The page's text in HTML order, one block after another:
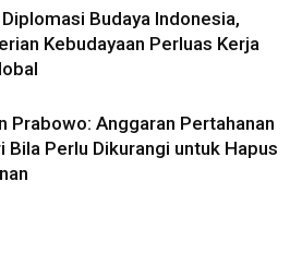
Budaya Indonesia,
Kebudayaan Perluas Kerja
Prabowo: Anggaran Pertahanan
Bila Perlu Dikurangi untuk Hapus